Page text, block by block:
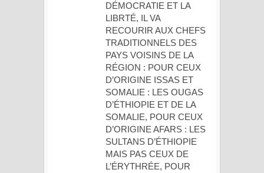
DÉMOCRATIE ET LA
LIBRTÉ, IL VA
RECOURIR AUX CHEFS
TRADITIONNELS DES
PAYS VOISINS DE LA
RÉGION : POUR CEUX
D’ORIGINE ISSAS ET
SOMALIE : LES OUGAS
D’ÉTHIOPIE ET DE LA
SOMALIE, POUR CEUX
D’ORIGINE AFARS : LES
SULTANS D’ÉTHIOPIE
MAIS PAS CEUX DE
L’ÉRYTHRÉE, POUR